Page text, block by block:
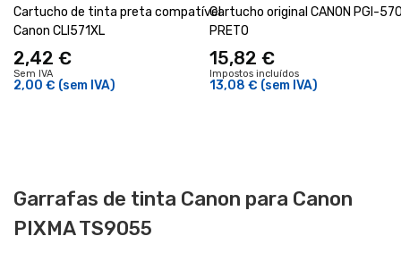
Cartucho de tinta preta compatível
Canon CLI571XL
2,42 €
Sem IVA
2,00 € (sem IVA)
Cartucho original CANON PGI-
PRETO
15,82 €
Impostos incluídos
13,08 € (sem IVA)
Garrafas de tinta Canon para Canon
PIXMA TS9055